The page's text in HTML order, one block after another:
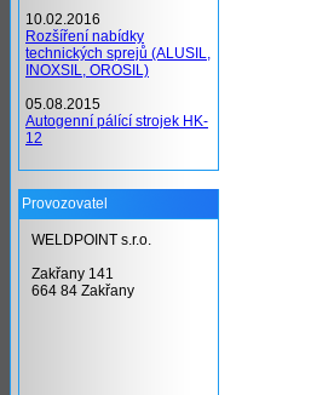
10.02.2016
Rozšíření nabídky
technických sprejů (ALUSIL,
INOXSIL, OROSIL)
05.08.2015
Autogenní pálící strojek HK-
12
Provozovatel
WELDPOINT s.r.o.
Zakřany 141
664 84 Zakřany